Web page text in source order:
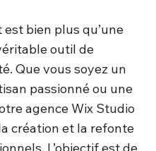
bien plus qu’une
outil de
Que vous soyez un
passionné ou une
agence Wix Studio
création et la refonte
L’objectif est de